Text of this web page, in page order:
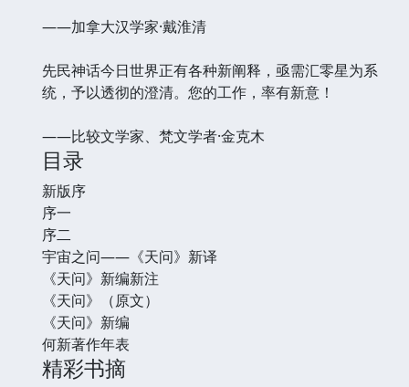
——加拿大汉学家·戴淮清
先民神话今日世界正有各种新阐释，亟需汇零星为系
统，予以透彻的澄清。您的工作，率有新意！
——比较文学家、梵文学者·金克木
目录
新版序
序一
序二
宇宙之问——《天问》新译
《天问》新编新注
《天问》（原文）
《天问》新编
何新著作年表
精彩书摘